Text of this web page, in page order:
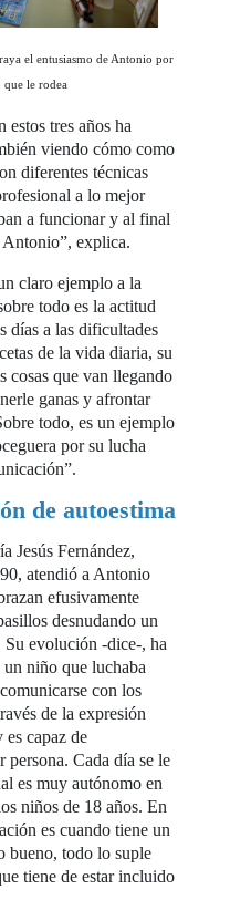
el entusiasmo de Antonio por
que le rodea
tres años ha
viendo cómo como
diferentes técnicas
a lo mejor
a funcionar y al final
Antonio”, explica.
claro ejemplo a la
todo es la actitud
días a las dificultades
de la vida diaria, su
cosas que van llegando
ganas y afrontar
todo, es un ejemplo
por su lucha
de autoestima
Jesús Fernández,
atendió a Antonio
efusivamente
desnudando un
evolución -dice-, ha
niño que luchaba
con los
de la expresión
capaz de
persona. Cada día se le
es muy autónomo en
niños de 18 años. En
es cuando tiene un
bueno, todo lo suple
tiene de estar incluido